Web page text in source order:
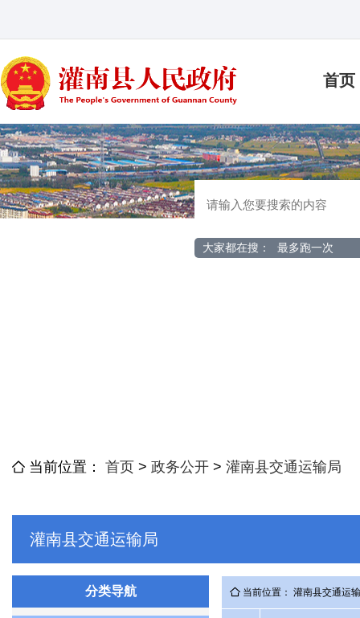
首页
大家都在搜： 最多跑一次
当前位置： 首页 > 政务公开 > 灌南县交通运输局
灌南县交通运输局
分类导航 当前位置： 灌南县交通运